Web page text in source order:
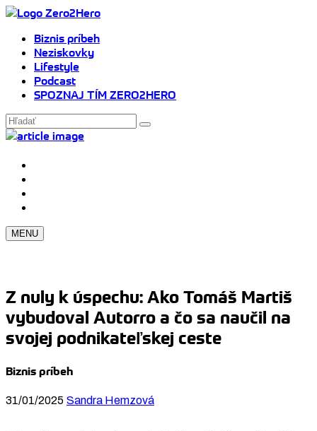
Biznis príbeh
Neziskovky
Lifestyle
Podcast
SPOZNAJ TÍM ZERO2HERO
MENU
Z nuly k úspechu: Ako Tomáš Martiš
vybudoval Autorro a čo sa naučil na
svojej podnikateľskej ceste
Biznis príbeh
31/01/2025 Sandra Hemzová